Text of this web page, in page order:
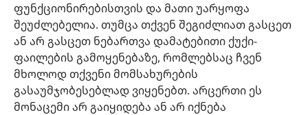
ფუნქციონირებისთვის და მათი უარყოფა
შეუძლებელია. თუმცა თქვენ შეგიძლიათ გასცეთ
ან არ გასცეთ ნებართვა დამატებითი ქუქი-
ფაილების გამოყენებაზე, რომლებსაც ჩვენ
მხოლოდ თქვენი მომსახურების
გასაუმჯობესებლად ვიყენებთ. არცერთი ეს
მონაცემი არ გაიყიდება ან არ იქნება
პაციენტებისთვის: ყოველთვის მიმართეთ თქვენს ექიმს ან სხვა
მაღალკვალიფიციურ სამედიცინო პერსონალს, როდესაც
ჯანმრთელობის პრობლემები გექმნებათ ან საჭიროებთ მკურნალობას.
მიმართეთ ექიმს, თუ ფიქრობთ, რომ რაღაც გაწუხებთ.
ვებგვერდით სარგებლობა შესაძლებელიადადგენილი წესების
ფარგლებში.